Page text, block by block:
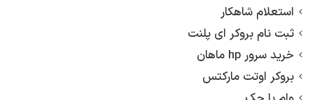
استعلام شاهکار
ثبت نام بروکر ای پلنت
خرید سرور hp ماهان
بروکر اوتت مارکتس